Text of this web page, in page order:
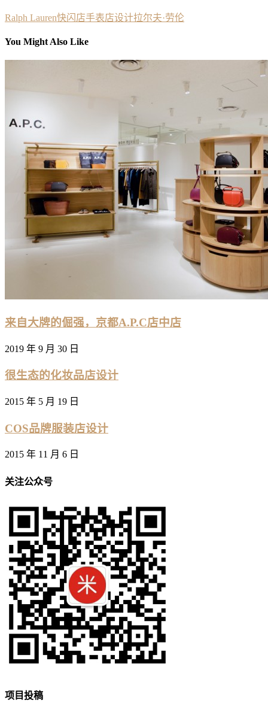
Ralph Lauren快闪店手表店设计拉尔夫·劳伦
You Might Also Like
来自大牌的倔强，京都A.P.C店中店
2019 年 9 月 30 日
很生态的化妆品店设计
2015 年 5 月 19 日
COS品牌服装店设计
2015 年 11 月 6 日
关注公众号
项目投稿